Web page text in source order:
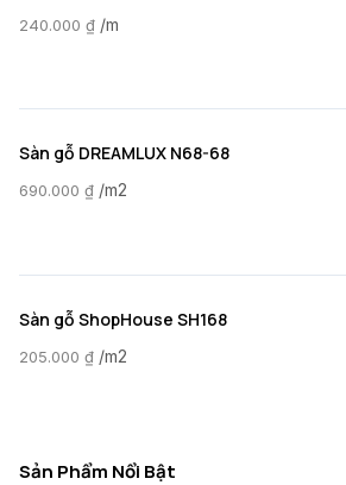
240.000 ₫ /m
Sàn gỗ DREAMLUX N68-68
690.000 ₫ /m2
Sàn gỗ ShopHouse SH168
205.000 ₫ /m2
Sản Phẩm Nổi Bật